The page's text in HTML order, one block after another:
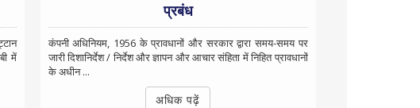
में
प्रबंध
कंपनी अधिनियम, 1956 के प्रावधानों और सरकार द्वारा समय-समय पर
जारी दिशानिर्देश / निर्देश और ज्ञापन और आचार संहिता में निहित प्रावधानों
के अधीन ...
अधिक पढ़ें